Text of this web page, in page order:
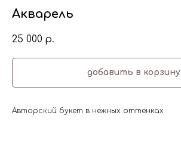
Акварель
25 000 р.
добавить в корзину
Авторский букет в нежных оттенках